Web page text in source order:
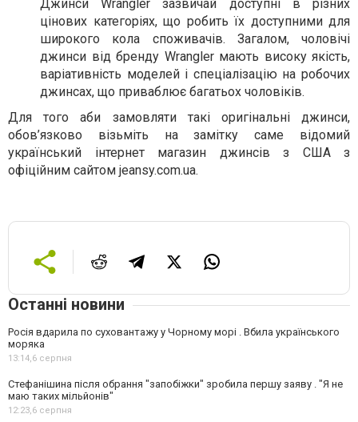
Джинси Wrangler зазвичай доступні в різних
цінових категоріях, що робить їх доступними для
широкого кола споживачів. Загалом, чоловічі
джинси від бренду Wrangler мають високу якість,
варіативність моделей і спеціалізацію на робочих
джинсах, що приваблює багатьох чоловіків.
Для того аби замовляти такі оригінальні джинси,
обов’язково візьміть на замітку саме відомий
український інтернет магазин джинсів з США з
офіційним сайтом jeansy.com.ua.
Останні новини
Росія вдарила по суховантажу у Чорному морі . Вбила українського
моряка
13:14,6 серпня
Стефанішина після обрання "запобіжки" зробила першу заяву . "Я не
маю таких мільйонів"
12:23,6 серпня